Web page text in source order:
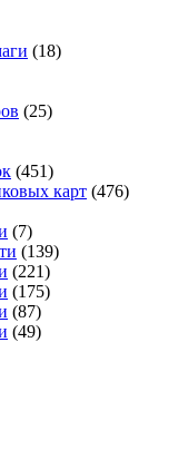
(18)
(25)
(451)
карт (476)
(7)
(139)
(221)
(175)
(87)
(49)